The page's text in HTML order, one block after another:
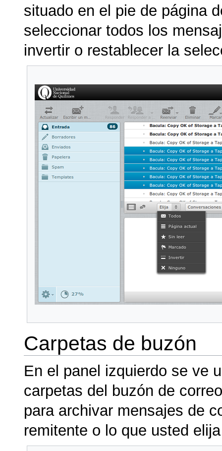
situado en el pie de página
seleccionar todos los
invertir o restablecer la
Carpetas de buzón
En el panel izquierdo se ve
carpetas del buzón de
para archivar mensajes de
remitente o lo que usted